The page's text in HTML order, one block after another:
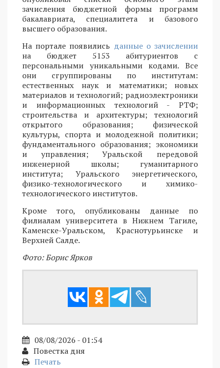
зачисления бюджетной формы программ
бакалавриата, специалитета и базового
высшего образования.
На портале появились данные о зачислении
на бюджет 5153 абитуриентов с
персональными уникальными кодами. Все
они сгруппированы по институтам:
естественных наук и математики; новых
материалов и технологий; радиоэлектроники
и информационных технологий - РТФ;
строительства и архитектуры; технологий
открытого образования; физической
культуры, спорта и молодежной политики;
фундаментального образования; экономики
и управления; Уральской передовой
инженерной школы; гуманитарного
института; Уральского энергетического,
физико-технологического и химико-
технологического институтов.
Кроме того, опубликованы данные по
филиалам университета в Нижнем Тагиле,
Каменске-Уральском, Краснотурьинске и
Верхней Салде.
Фото: Борис Ярков
08/08/2026 - 01:54
Повестка дня
Печать